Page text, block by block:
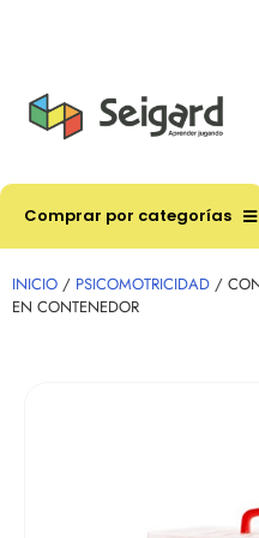
Comprar por categorías
INICIO / PSICOMOTRICIDAD /
EN CONTENEDOR